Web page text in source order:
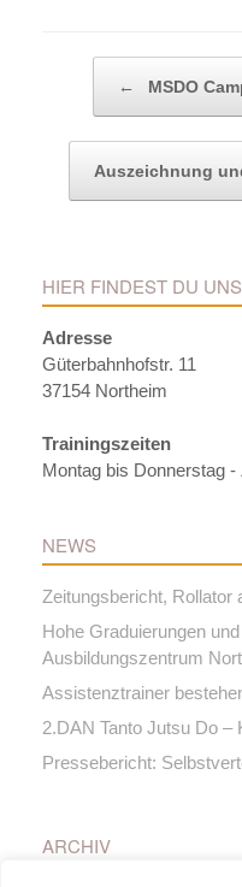
← MSDO
Auszeichnung
HIER FINDEST DU UNS
Adresse
Güterbahnhofstr. 11
37154 Northeim
Trainingszeiten
Montag bis Donnerstag
NEWS
Zeitungsbericht, Rollator
Hohe Graduierungen
Ausbildungszentrum
Assistenztrainer
2.DAN Tanto Jutsu Do –
Pressebericht:
ARCHIV